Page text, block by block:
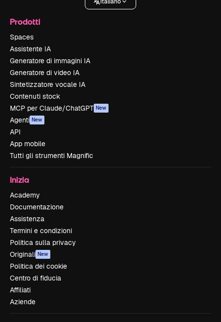
Prodotti
Spaces
Assistente IA
Generatore di immagini IA
Generatore di video IA
Sintetizzatore vocale IA
Contenuti stock
MCP per Claude/ChatGPT New
Agenti New
API
App mobile
Tutti gli strumenti Magnific
Inizia
Academy
Documentazione
Assistenza
Termini e condizioni
Politica sulla privacy
Originali New
Politica dei cookie
Centro di fiducia
Affiliati
Aziende